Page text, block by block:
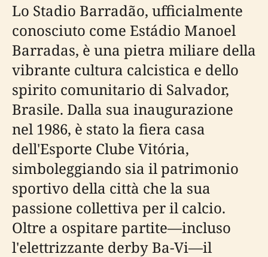
Lo Stadio Barradão, ufficialmente
conosciuto come Estádio Manoel
Barradas, è una pietra miliare della
vibrante cultura calcistica e dello
spirito comunitario di Salvador,
Brasile. Dalla sua inaugurazione
nel 1986, è stato la fiera casa
dell'Esporte Clube Vitória,
simboleggiando sia il patrimonio
sportivo della città che la sua
passione collettiva per il calcio.
Oltre a ospitare partite—incluso
l'elettrizzante derby Ba-Vi—il